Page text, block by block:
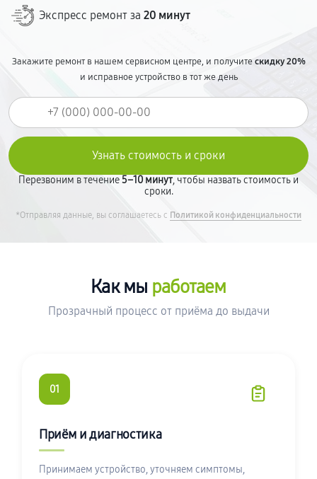
Экспресс ремонт за 20 минут
Закажите ремонт в нашем сервисном центре, и получитескидку 20%
и исправное устройство в тот же день
Перезвоним в течение5–10 минут, чтобы назвать стоимость и
сроки.
*Отправляя данные, вы соглашаетесь с Политикой конфиденциальности
Как мы работаем
Прозрачный процесс от приёма до выдачи
01
Приём и диагностика
Принимаем устройство, уточняем симптомы,